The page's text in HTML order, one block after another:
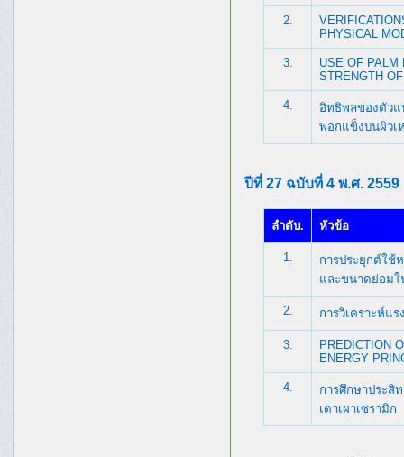
2.
PHYSICAL
3.
USE OF PALM
STRENGTH
4.
อิทธิพลของตัวแ
พอกแข็งบนผิวเ
ปีที่ 27 ฉบับที่ 4 พ.ศ. 2559
ลำดับ. หัวข้อ
1.
การประยุกต์ใช้
และขนาดย่อมใ
2. การวิเคราะห์แ
3.
PREDICTION
ENERGY
4.
การศึกษาประสิ
เตาเผาเซรามิก